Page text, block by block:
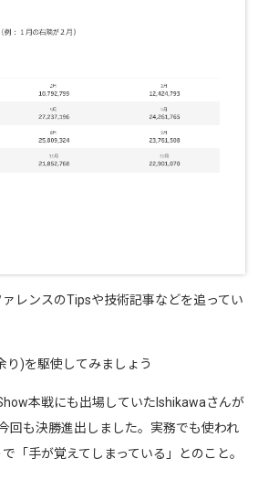
レンスのTipsや技術記事などを追ってい
り)を駆使してみましょう
本戦にも出場していたIshikawaさんが
回も決勝進出しました。実務でも使われ
「手が覚えてしまっている」とのこと。